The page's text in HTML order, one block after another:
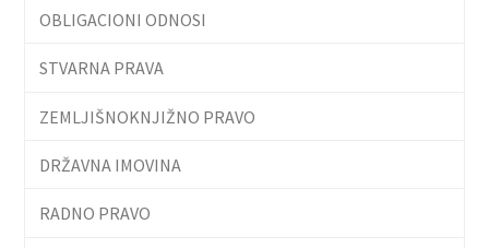
OBLIGACIONI ODNOSI
STVARNA PRAVA
ZEMLJIŠNOKNJIŽNO PRAVO
DRŽAVNA IMOVINA
RADNO PRAVO